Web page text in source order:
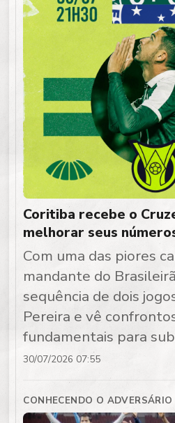
Coritiba recebe o
melhorar seus
Com uma das piores
mandante do
sequência de dois
Pereira e vê
fundamentais para
30/07/2026 07:55
CONHECENDO O ADVERSÁRIO